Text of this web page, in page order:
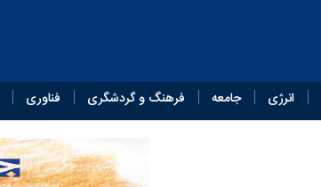
انرژی جامعه فرهنگ و گردشگری فناوری